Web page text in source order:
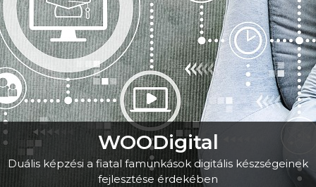
WOODigital
Duális képzési a fiatal famunkások digitális készségeinek
fejlesztése érdekében